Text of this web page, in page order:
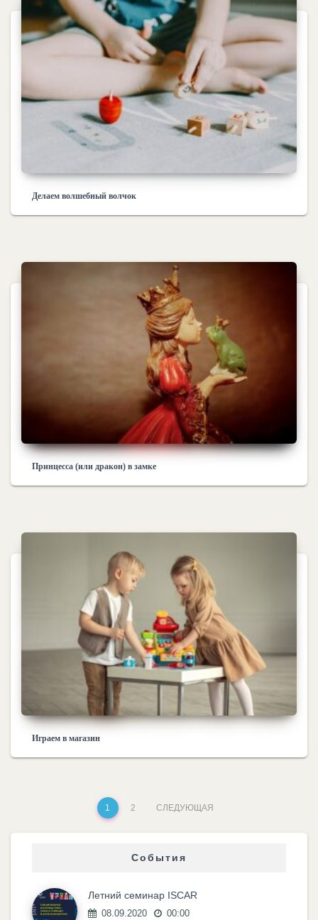
Делаем волшебный волчок
Принцесса (или дракон) в замке
Играем в магазин
1 2 СЛЕДУЮЩАЯ
События
Летний семинар ISCAR
08.09.2020 00:00